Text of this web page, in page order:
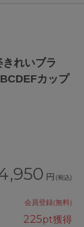
れいブラ
カップ
円 (税込)
会員登録(無料)
225pt獲得